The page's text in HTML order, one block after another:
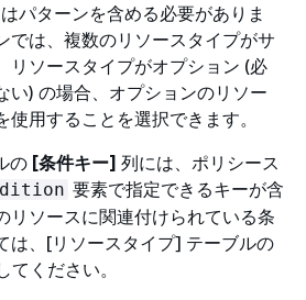
パターンを含める必要がありま
では、複数のリソースタイプがサ
リソースタイプがオプション (必
い) の場合、オプションのリソー
使用することを選択できます。
の [条件キー] 列には、ポリシース
要素で指定できるキーが含
リソースに関連付けられている条
は、[リソースタイプ] テーブルの
てください。